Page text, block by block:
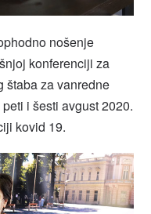
nošenje
konferenciji za
štaba za vanredne
i šesti avgust 2020.
kovid 19.